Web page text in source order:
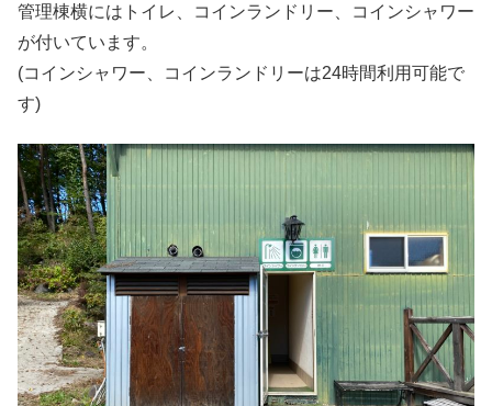
管理棟横にはトイレ、コインランドリー、コインシャワー
が付いています。
(コインシャワー、コインランドリーは24時間利用可能で
す)